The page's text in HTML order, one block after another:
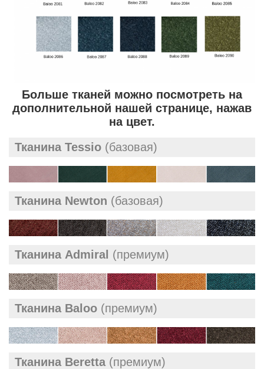
Больше тканей можно посмотреть на
дополнительной нашей странице, нажав
на цвет.
Тканина Tessio (базовая)
Тканина Newton (базовая)
Тканина Admiral (премиум)
Тканина Baloo (премиум)
Тканина Beretta (премиум)